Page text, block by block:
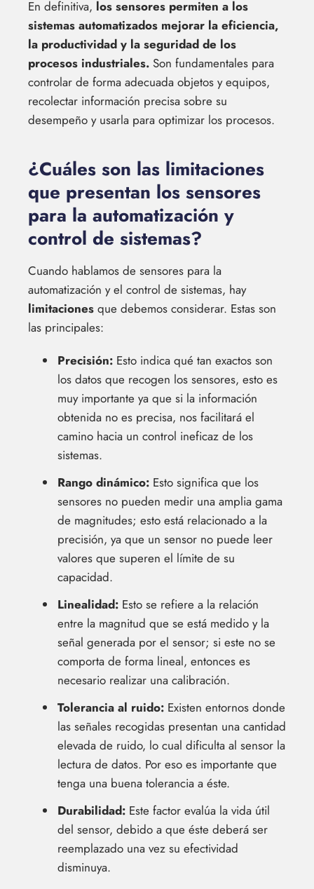
En definitiva, los sensores permiten a los
sistemas automatizados mejorar la eficiencia,
la productividad y la seguridad de los
procesos industriales. Son fundamentales para
controlar de forma adecuada objetos y equipos,
recolectar información precisa sobre su
desempeño y usarla para optimizar los procesos.
¿Cuáles son las limitaciones
que presentan los sensores
para la automatización y
control de sistemas?
Cuando hablamos de sensores para la
automatización y el control de sistemas, hay
limitaciones que debemos considerar. Estas son
las principales:
Precisión: Esto indica qué tan exactos son
los datos que recogen los sensores, esto es
muy importante ya que si la información
obtenida no es precisa, nos facilitará el
camino hacia un control ineficaz de los
sistemas.
Rango dinámico: Esto significa que los
sensores no pueden medir una amplia gama
de magnitudes; esto está relacionado a la
precisión, ya que un sensor no puede leer
valores que superen el límite de su
capacidad.
Linealidad: Esto se refiere a la relación
entre la magnitud que se está medido y la
señal generada por el sensor; si este no se
comporta de forma lineal, entonces es
necesario realizar una calibración.
Tolerancia al ruido: Existen entornos donde
las señales recogidas presentan una cantidad
elevada de ruido, lo cual dificulta al sensor la
lectura de datos. Por eso es importante que
tenga una buena tolerancia a éste.
Durabilidad: Este factor evalúa la vida útil
del sensor, debido a que éste deberá ser
reemplazado una vez su efectividad
disminuya.